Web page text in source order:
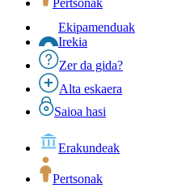
Pertsonak
Ekipamenduak
Irekia
Zer da gida?
Alta eskaera
Saioa hasi
Erakundeak
Pertsonak